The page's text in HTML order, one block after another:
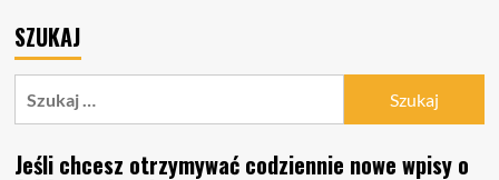
SZUKAJ
Jeśli chcesz otrzymywać codziennie nowe wpisy o